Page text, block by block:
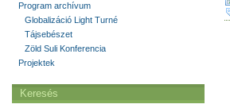
Program archívum
Globalizáció Light Turné
Tájsebészet
Zöld Suli Konferencia
Projektek
Keresés